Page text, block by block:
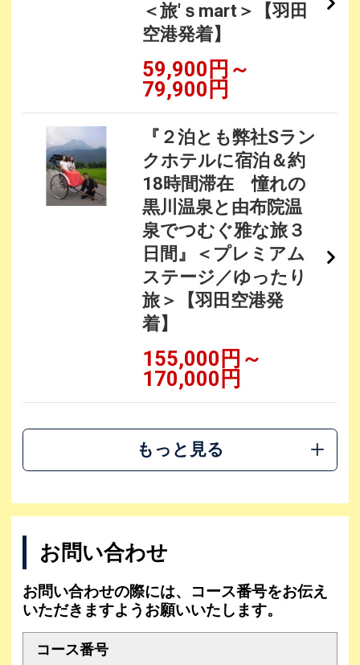
＜旅'ｓmart＞【羽田
空港発着】
59,900円～
79,900円
『２泊とも弊社Sラン
クホテルに宿泊＆約
18時間滞在 憧れの
黒川温泉と由布院温
泉でつむぐ雅な旅３
日間』＜プレミアム
ステージ／ゆったり
旅＞【羽田空港発
着】
155,000円～
170,000円
もっと見る
お問い合わせ
お問い合わせの際には、コース番号をお伝え
いただきますようお願いいたします。
コース番号